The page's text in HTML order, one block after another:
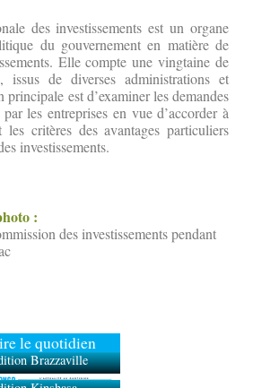
des investissements est un organe
du gouvernement en matière de
Elle compte une vingtaine de
issus de diverses administrations et
est d’examiner les demandes
les entreprises en vue d’accorder à
les critères des avantages particuliers
investissements.
:
des investissements pendant
le quotidien
Brazzaville
Kinshasa